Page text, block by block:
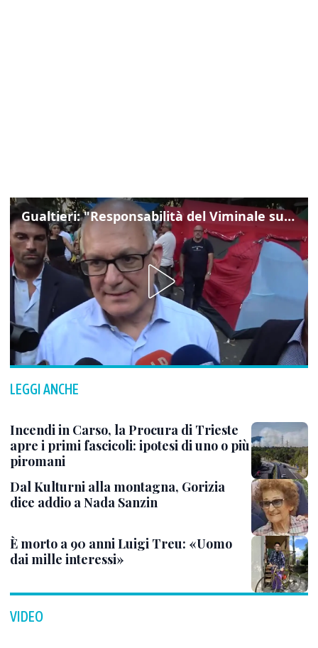
Gualtieri: "Responsabilità del Viminale su Spin Time? La posizione dei partiti è nota"
LEGGI ANCHE
Incendi in Carso, la Procura di Trieste
apre i primi fascicoli: ipotesi di uno o più
piromani
Dal Kulturni alla montagna, Gorizia
dice addio a Nada Sanzin
È morto a 90 anni Luigi Treu: «Uomo
dai mille interessi»
VIDEO